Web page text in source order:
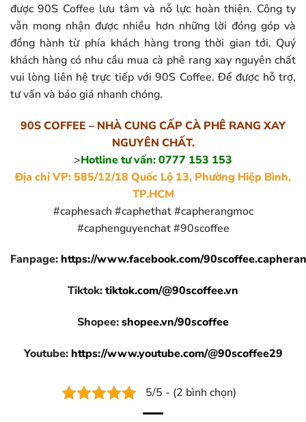
được 90S Coffee lưu tâm và nỗ lực hoàn thiện. Công ty
vẫn mong nhận được nhiều hơn những lời đóng góp và
đồng hành từ phía khách hàng trong thời gian tới. Quý
khách hàng có nhu cầu mua cà phê rang xay nguyên chất
vui lòng liên hệ trực tiếp với 90S Coffee. Để được hỗ trợ,
tư vấn và báo giá nhanh chóng.
90S COFFEE – NHÀ CUNG CẤP CÀ PHÊ RANG XAY
NGUYÊN CHẤT.
>Hotline tư vấn: 0777 153 153
Địa chỉ VP: 585/12/18 Quốc Lộ 13, Phường Hiệp Bình,
TP.HCM
#caphesach #caphethat #capherangmoc
#caphenguyenchat #90scoffee
Fanpage: https://www.facebook.com/
Tiktok:tiktok.com/@90scoffee.vn
Shopee:shopee.vn/90scoffee
Youtube: https://www.youtube.com/@90scoffee29
5/5 - (2 bình chọn)